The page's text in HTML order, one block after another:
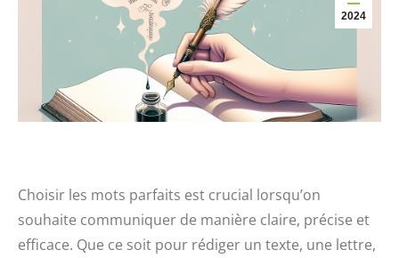
2024
Choisir les mots parfaits est crucial lorsqu’on
souhaite communiquer de manière claire, précise et
efficace. Que ce soit pour rédiger un texte, une lettre,